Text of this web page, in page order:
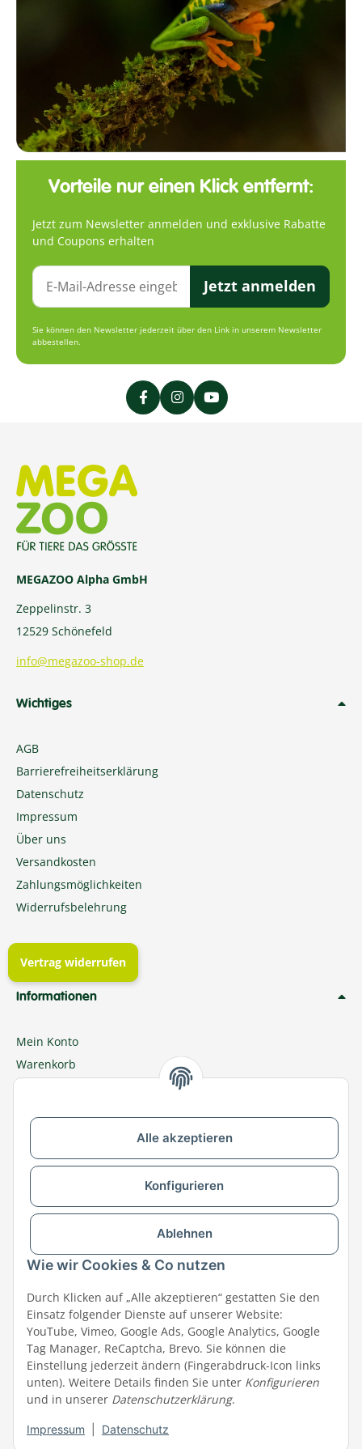
Alle akzeptieren
Konfigurieren
Ablehnen
Wie wir Cookies & Co nutzen
Durch Klicken auf „Alle akzeptieren“ gestatten Sie den
Einsatz folgender Dienste auf unserer Website:
YouTube, Vimeo, Google Ads, Google Analytics, Google
Tag Manager, ReCaptcha, Brevo. Sie können die
Einstellung jederzeit ändern (Fingerabdruck-Icon links
unten). Weitere Details finden Sie unter Konfigurieren
und in unserer Datenschutzerklärung.
Impressum Datenschutz
Vorteile nur einen Klick entfernt:
Jetzt zum Newsletter anmelden und exklusive Rabatte
und Coupons erhalten
Jetzt anmelden
Sie können den Newsletter jederzeit über den Link in unserem Newsletter
abbestellen.
MEGAZOO Alpha GmbH
Zeppelinstr. 3
12529 Schönefeld
info@megazoo-shop.de
Wichtiges
AGB
Barrierefreiheitserklärung
Datenschutz
Impressum
Über uns
Versandkosten
Zahlungsmöglichkeiten
Widerrufsbelehrung
Vertrag widerrufen
Informationen
Mein Konto
Warenkorb
MEGAZOO in Ihrer Nähe
Zu MEGAZOO-nord.de wechseln
Versandpartner & Zahlungsmöglichkeiten